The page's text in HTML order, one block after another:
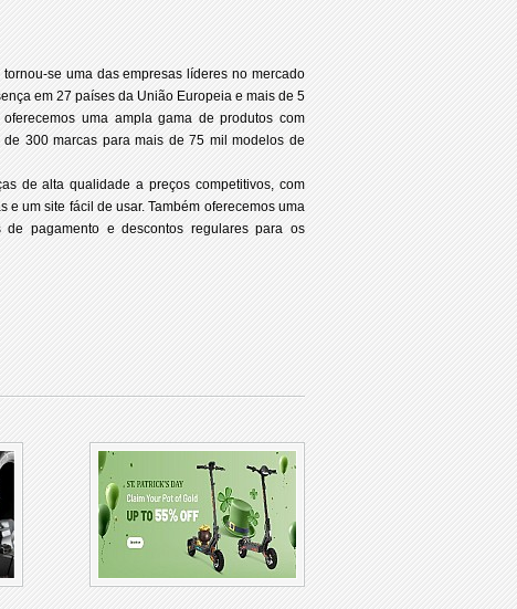
se uma das empresas líderes no mercado
em 27 países da União Europeia e mais de 5
uma ampla gama de produtos com
300 marcas para mais de 75 mil modelos de
de alta qualidade a preços competitivos, com
e um site fácil de usar. Também oferecemos uma
de pagamento e descontos regulares para os